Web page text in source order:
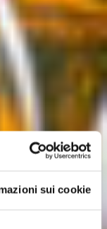
sui cookie